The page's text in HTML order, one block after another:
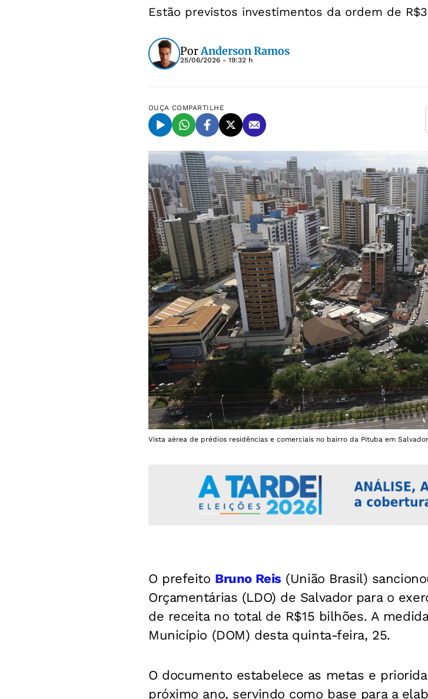
Estão previstos investimentos da ordem de
PorAnderson Ramos
25/06/2026 - 19:32 h
OUÇA COMPARTILHE
Vista aérea de prédios residências e comerciais no bairro da Pituba em
O prefeito Bruno Reis (União Brasil)
Orçamentárias (LDO) de Salvador para o
de receita no total de R$15 bilhões. A
Município (DOM) desta quinta-feira, 25.
O documento estabelece as metas e
próximo ano, servindo como base para a